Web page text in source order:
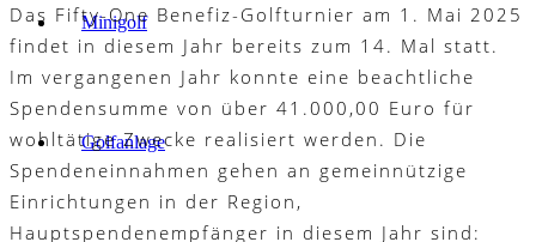
Minigolf
Golfanlage
Das Fifty-One Benefiz-Golfturnier am 1. Mai 2025
findet in diesem Jahr bereits zum 14. Mal statt.
Im vergangenen Jahr konnte eine beachtliche
Spendensumme von über 41.000,00 Euro für
wohltätige Zwecke realisiert werden. Die
Spendeneinnahmen gehen an gemeinnützige
Einrichtungen in der Region,
Hauptspendenempfänger in diesem Jahr sind: